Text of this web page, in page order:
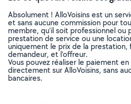
Absolument ! AlloVoisins est un
et sans aucune commission pour
membre, qu’il soit professionnel ou
prestation de service ou une
uniquement le prix de la prestation,
demandeur, et l’offreur.
Vous pouvez réaliser le paiement
directement sur AlloVoisins, sans
bancaires.